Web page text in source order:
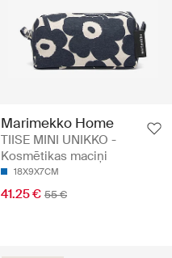
Marimekko Home
TIISE MINI UNIKKO -
Kosmētikas maciņi
18X9X7CM
41.25 € 55 €